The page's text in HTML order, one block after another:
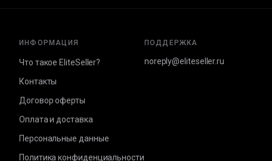
ИНФОРМАЦИЯ
Что такое EliteSeller?
Контакты
Договор оферты
Оплата и доставка
Персональные данные
Политика конфиденциальности
ПОДДЕРЖКА
noreply@eliteseller.ru